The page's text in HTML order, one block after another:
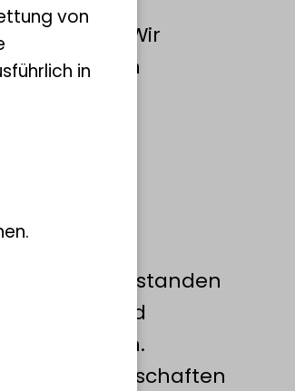
Wir
der
bestanden
und
Australien.
der Wissenschaften
von
in